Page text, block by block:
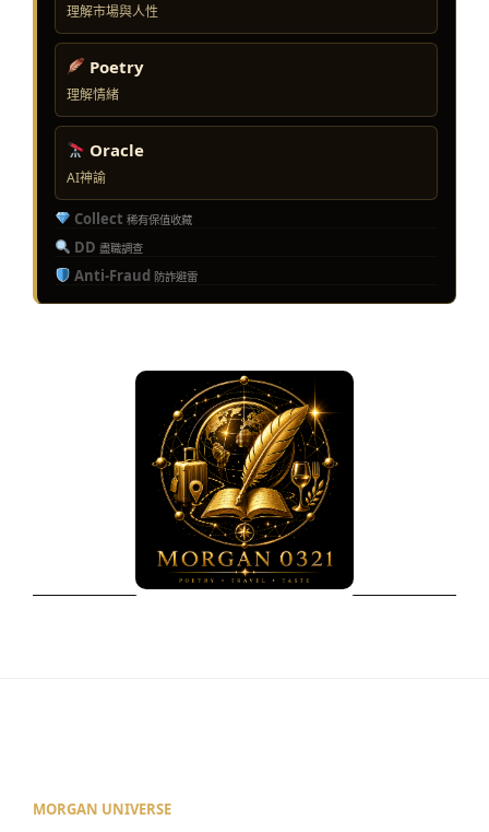
理解市場與人性
Poetry
理解情緒
Oracle
AI神諭
Collect 稀有保值收藏
DD 盡職調查
Anti-Fraud 防詐避雷
MORGAN UNIVERSE